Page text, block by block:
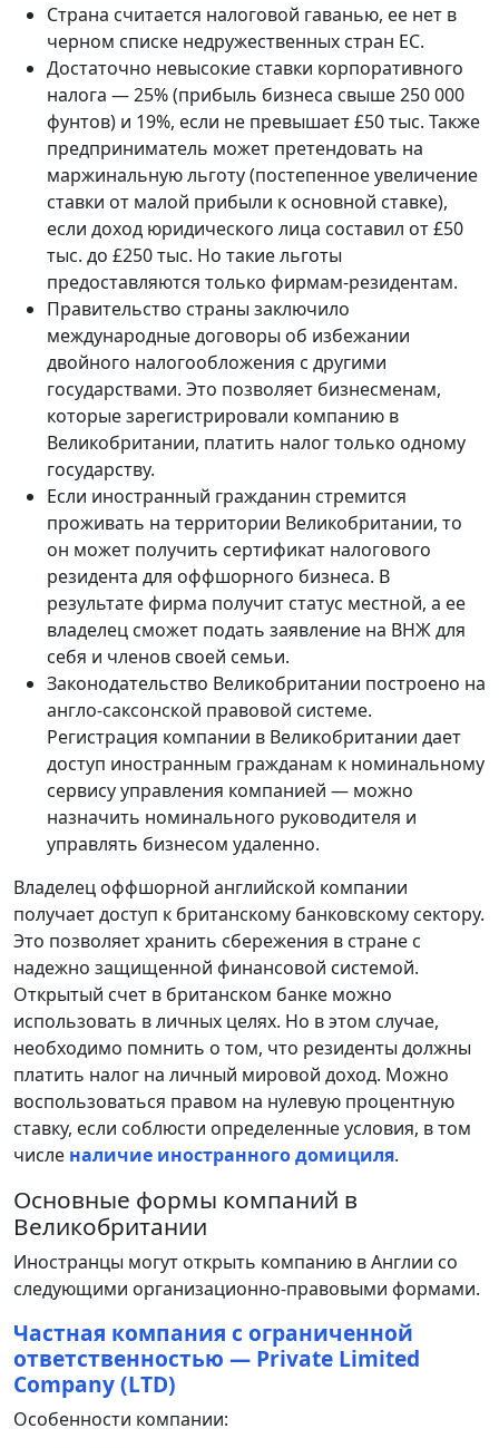
Страна считается налоговой гаванью, ее нет в
черном списке недружественных стран ЕС.
Достаточно невысокие ставки корпоративного
налога — 25% (прибыль бизнеса свыше 250 000
фунтов) и 19%, если не превышает £50 тыс. Также
предприниматель может претендовать на
маржинальную льготу (постепенное увеличение
ставки от малой прибыли к основной ставке),
если доход юридического лица составил от £50
тыс. до £250 тыс. Но такие льготы
предоставляются только фирмам-резидентам.
Правительство страны заключило
международные договоры об избежании
двойного налогообложения с другими
государствами. Это позволяет бизнесменам,
которые зарегистрировали компанию в
Великобритании, платить налог только одному
государству.
Если иностранный гражданин стремится
проживать на территории Великобритании, то
он может получить сертификат налогового
резидента для оффшорного бизнеса. В
результате фирма получит статус местной, а ее
владелец сможет подать заявление на ВНЖ для
себя и членов своей семьи.
Законодательство Великобритании построено на
англо-саксонской правовой системе.
Регистрация компании в Великобритании дает
доступ иностранным гражданам к номинальному
сервису управления компанией — можно
назначить номинального руководителя и
управлять бизнесом удаленно.
Владелец оффшорной английской компании
получает доступ к британскому банковскому сектору.
Это позволяет хранить сбережения в стране с
надежно защищенной финансовой системой.
Открытый счет в британском банке можно
использовать в личных целях. Но в этом случае,
необходимо помнить о том, что резиденты должны
платить налог на личный мировой доход. Можно
воспользоваться правом на нулевую процентную
ставку, если соблюсти определенные условия, в том
числе наличие иностранного домициля.
Основные формы компаний в
Великобритании
Иностранцы могут открыть компанию в Англии со
следующими организационно-правовыми формами.
Частная компания с ограниченной
ответственностью — Private Limited
Company (LTD)
Особенности компании: